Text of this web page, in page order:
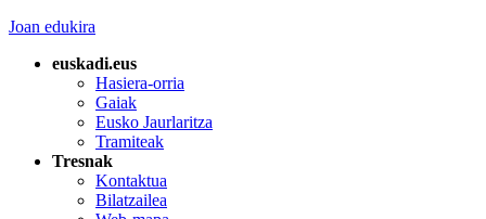
Joan edukira
euskadi.eus
Hasiera-orria
Gaiak
Eusko Jaurlaritza
Tramiteak
Tresnak
Kontaktua
Bilatzailea